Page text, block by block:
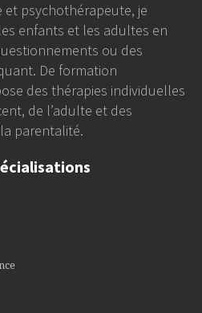
et psychothérapeute, je
enfants et les adultes en
ou des
De formation
des thérapies individuelles
de l’adulte et des
parentalité.